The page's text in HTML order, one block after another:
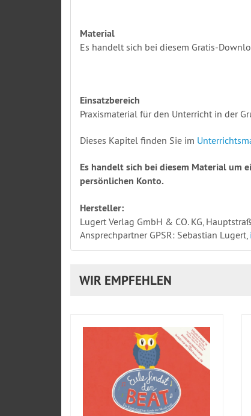
Material
Es handelt sich bei diesem Gratis-
Einsatzbereich
Praxismaterial für den Unterricht in der
Dieses Kapitel finden Sie im
Es handelt sich bei diesem Material um
persönlichen Konto.
Hersteller:
Lugert Verlag GmbH & CO. KG,
Ansprechpartner GPSR: Sebastian Lugert,
WIR EMPFEHLEN